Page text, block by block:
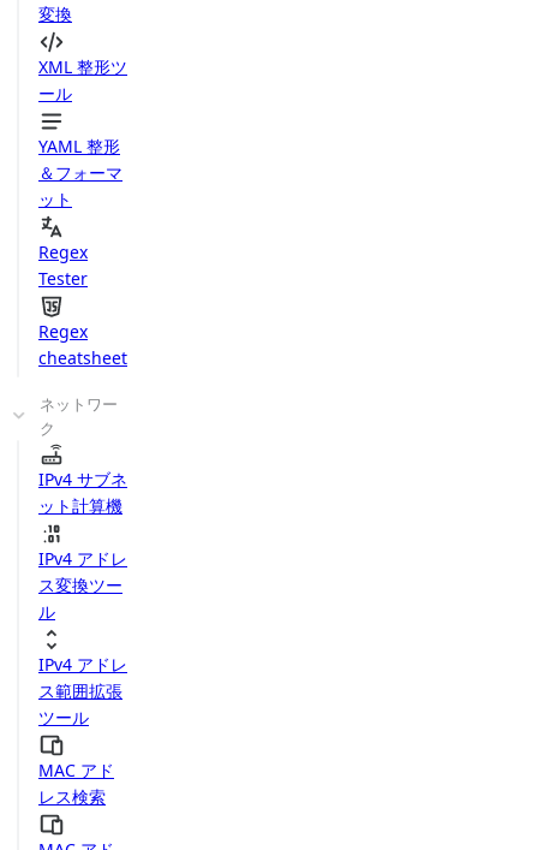
変換
XML 整形ツ
ール
YAML 整形
＆フォーマ
ット
Regex
Tester
Regex
cheatsheet
ネットワー
ク
IPv4 サブネ
ット計算機
IPv4 アドレ
ス変換ツー
ル
IPv4 アドレ
ス範囲拡張
ツール
MAC アド
レス検索